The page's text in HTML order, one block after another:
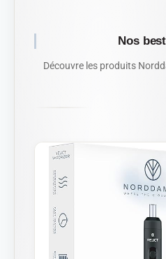
Nos
Découvre les produits